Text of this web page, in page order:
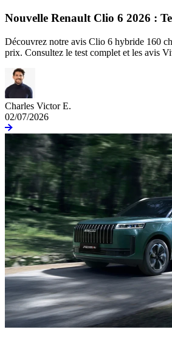
Nouvelle Renault Clio 6 2026 :
Découvrez notre avis Clio 6 hybride 160
prix. Consultez le test complet et les avis
Charles Victor E.
02/07/2026